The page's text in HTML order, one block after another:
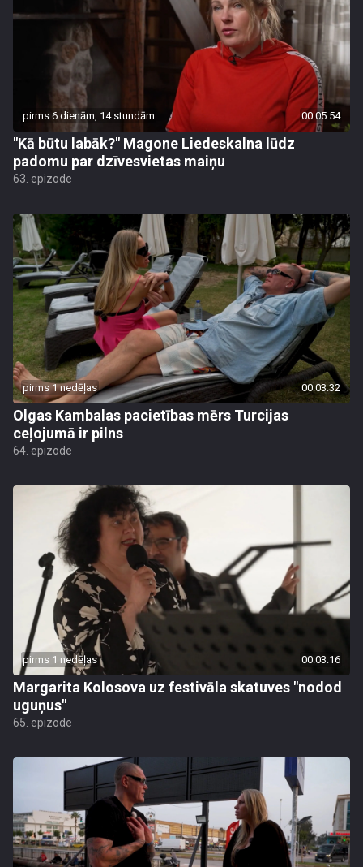
pirms 6 dienām, 14 stundām 00:05:54
"Kā būtu labāk?" Magone Liedeskalna lūdz
padomu par dzīvesvietas maiņu
63. epizode
pirms 1 nedēļas 00:03:32
Olgas Kambalas pacietības mērs Turcijas
ceļojumā ir pilns
64. epizode
pirms 1 nedēļas 00:03:16
Margarita Kolosova uz festivāla skatuves "nodod
uguņus"
65. epizode